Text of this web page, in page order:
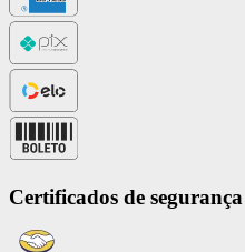
Certificados de segurança